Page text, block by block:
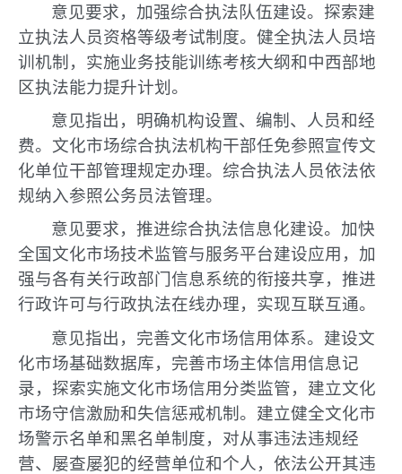
意见要求，加强综合执法队伍建设。探索建
立执法人员资格等级考试制度。健全执法人员培
训机制，实施业务技能训练考核大纲和中西部地
区执法能力提升计划。
意见指出，明确机构设置、编制、人员和经
费。文化市场综合执法机构干部任免参照宣传文
化单位干部管理规定办理。综合执法人员依法依
规纳入参照公务员法管理。
意见要求，推进综合执法信息化建设。加快
全国文化市场技术监管与服务平台建设应用，加
强与各有关行政部门信息系统的衔接共享，推进
行政许可与行政执法在线办理，实现互联互通。
意见指出，完善文化市场信用体系。建设文
化市场基础数据库，完善市场主体信用信息记
录，探索实施文化市场信用分类监管，建立文化
市场守信激励和失信惩戒机制。建立健全文化市
场警示名单和黑名单制度，对从事违法违规经
营、屡查屡犯的经营单位和个人，依法公开其违